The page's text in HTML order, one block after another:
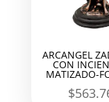
ARCANGEL
CON
MATIZADO-
$